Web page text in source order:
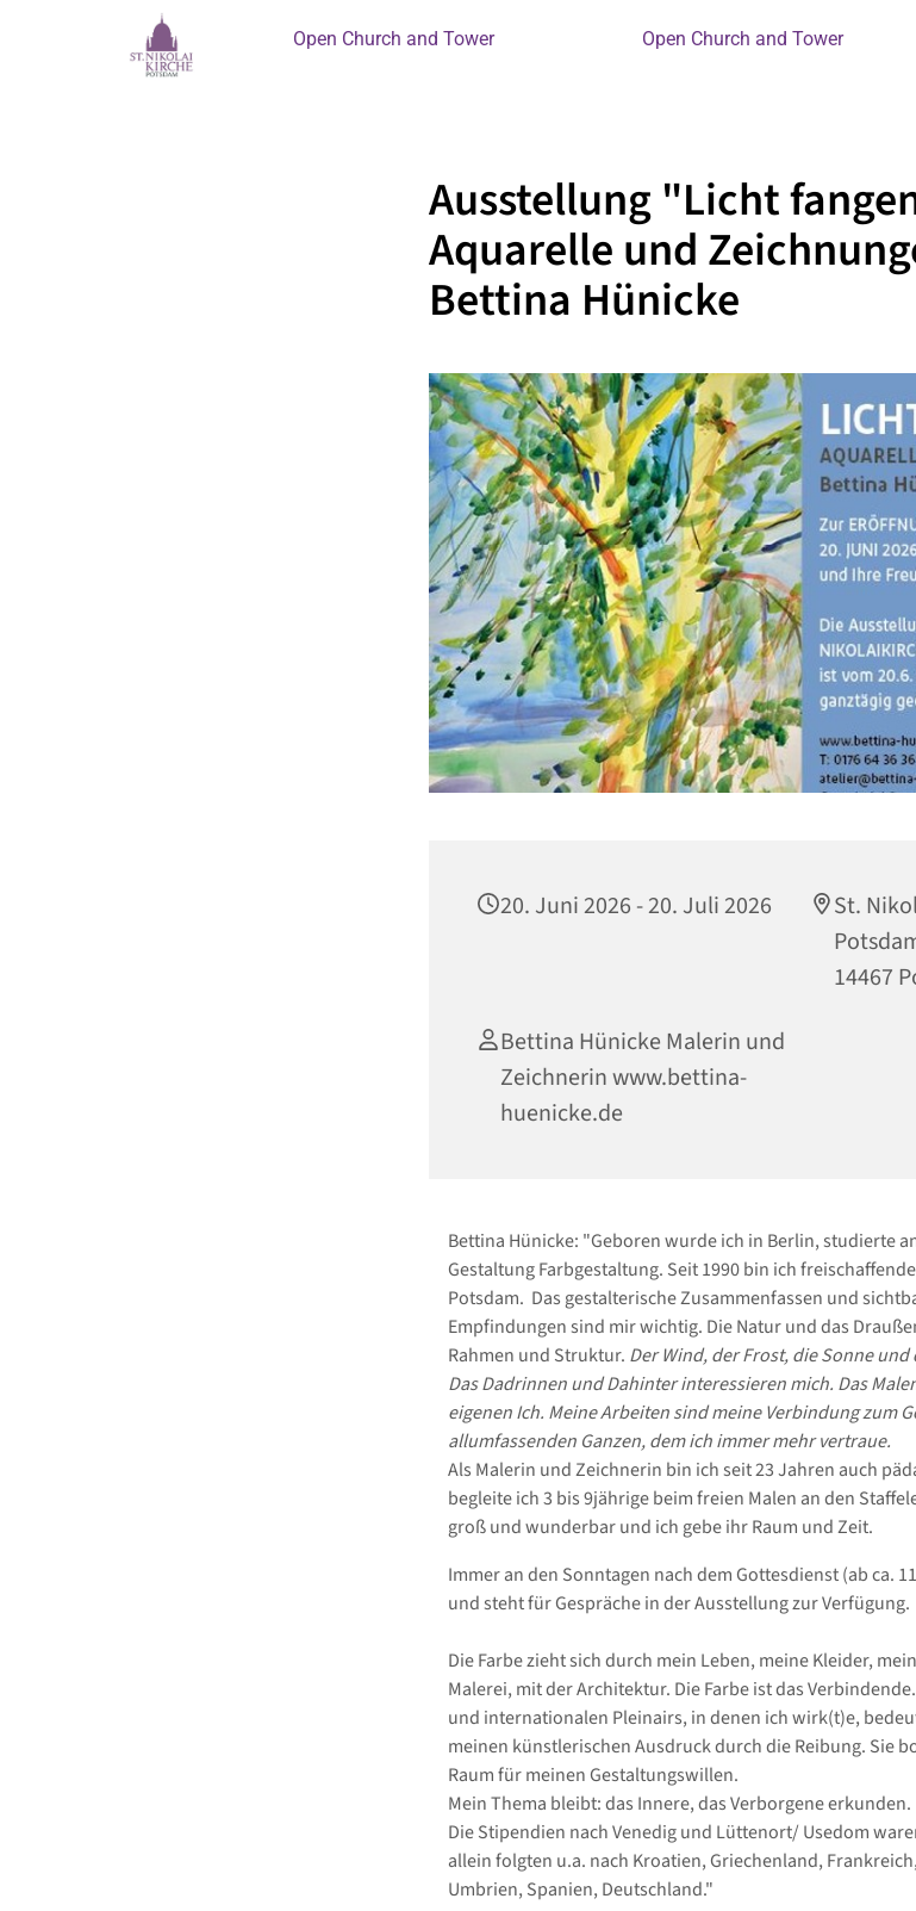
Open Church and Tower Open Church and Tower
Ausstellung "Licht
Aquarelle und
Bettina Hünicke
20. Juni 2026 - 20. Juli 2026
St.
14467
Bettina Hünicke Malerin und
Zeichnerin www.bettina-
huenicke.de
Bettina Hünicke: "Geboren wurde ich in Berlin, studierte
Gestaltung Farbgestaltung. Seit 1990 bin ich
Potsdam. Das gestalterische Zusammenfassen und
Empfindungen sind mir wichtig. Die Natur und das
Rahmen und Struktur. Der Wind, der Frost, die Sonne
Das Dadrinnen und Dahinter interessieren mich. Das
eigenen Ich. Meine Arbeiten sind meine Verbindung zum
allumfassenden Ganzen, dem ich immer mehr vertraue.
Als Malerin und Zeichnerin bin ich seit 23 Jahren auch
begleite ich 3 bis 9jährige beim freien Malen an den
groß und wunderbar und ich gebe ihr Raum und Zeit.
Immer an den Sonntagen nach dem Gottesdienst (ab ca.
und steht für Gespräche in der Ausstellung zur Verfügung.
Die Farbe zieht sich durch mein Leben, meine Kleider,
Malerei, mit der Architektur. Die Farbe ist das
und internationalen Pleinairs, in denen ich wirk(t)e,
meinen künstlerischen Ausdruck durch die Reibung. Sie
Raum für meinen Gestaltungswillen.
Mein Thema bleibt: das Innere, das Verborgene erkunden.
Die Stipendien nach Venedig und Lüttenort/ Usedom
allein folgten u.a. nach Kroatien, Griechenland,
Umbrien, Spanien, Deutschland."